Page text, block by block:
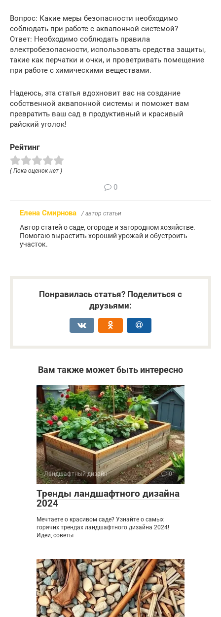
Вопрос: Какие меры безопасности необходимо
соблюдать при работе с аквапонной системой?
Ответ: Необходимо соблюдать правила
электробезопасности, использовать средства защиты,
такие как перчатки и очки, и проветривать помещение
при работе с химическими веществами.
Надеюсь, эта статья вдохновит вас на создание
собственной аквапонной системы и поможет вам
превратить ваш сад в продуктивный и красивый
райский уголок!
Рейтинг
( Пока оценок нет )
0
Елена Смирнова / автор статьи
Автор статей о саде, огороде и загородном хозяйстве.
Помогаю вырастить хороший урожай и обустроить
участок.
Понравилась статья? Поделиться с
друзьями:
Вам также может быть интересно
Ландшафтный дизайн 0
Тренды ландшафтного дизайна
2024
Мечтаете о красивом саде? Узнайте о самых
горячих трендах ландшафтного дизайна 2024!
Идеи, советы